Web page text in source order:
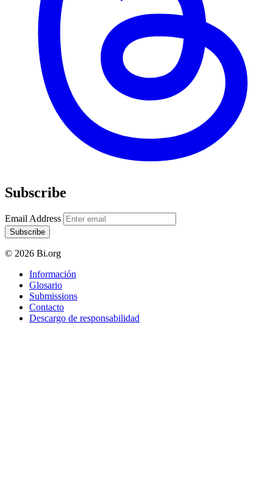
Subscribe
Email Address
Subscribe
© 2026 Bi.org
Información
Glosario
Submissions
Contacto
Descargo de responsabilidad